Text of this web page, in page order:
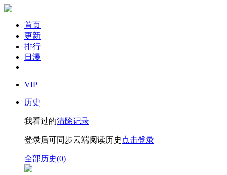
首页
更新
排行
日漫
VIP
历史
我看过的清除记录
登录后可同步云端阅读历史 点击登录
全部历史(0)